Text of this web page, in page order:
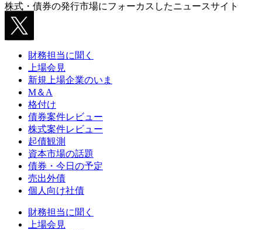
株式・債券の発行市場にフォーカスしたニュースサイト
財務担当に聞く
上場会見
新規上場企業のいま
M＆A
格付け
債券案件レビュー
株式案件レビュー
起債観測
資本市場の話題
債券・今日の予定
売出外債
個人向け社債
財務担当に聞く
上場会見